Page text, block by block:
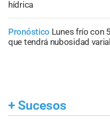
hídrica
Pronóstico Lunes frío con
que tendrá nubosidad
+ Sucesos